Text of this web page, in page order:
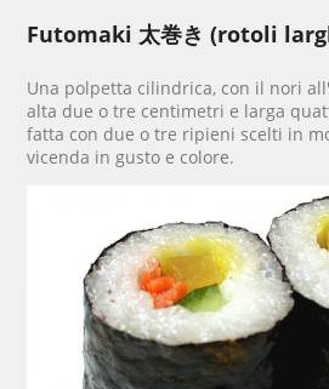
Futomaki 太巻き(rotoli
Una polpetta cilindrica, con il nori
alta due o tre centimetri e larga
fatta con due o tre ripieni scelti in
vicenda in gusto e colore.